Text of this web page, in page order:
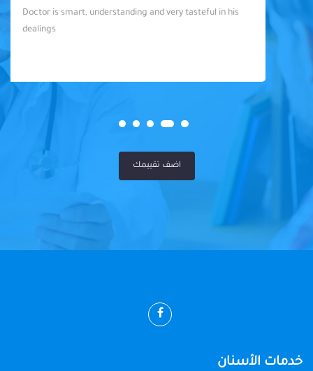
Doctor is smart, understanding and very tasteful in his
dealings
اضف تقييمك
خدمات الأسنان